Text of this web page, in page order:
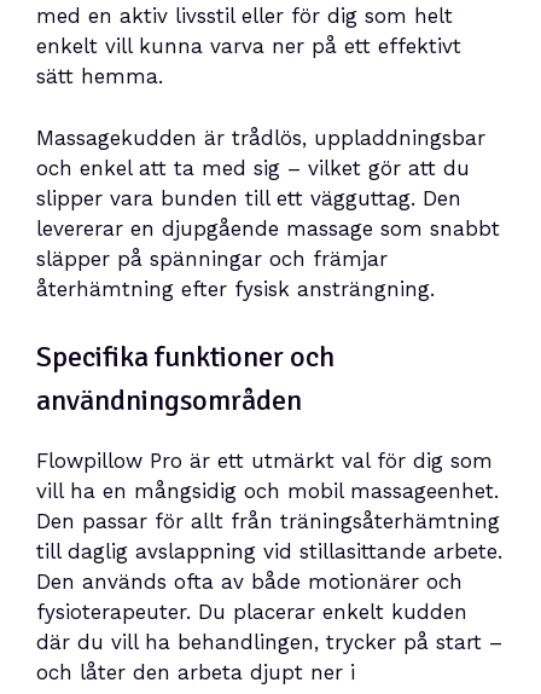
med en aktiv livsstil eller för dig som helt
enkelt vill kunna varva ner på ett effektivt
sätt hemma.
Massagekudden är trådlös, uppladdningsbar
och enkel att ta med sig – vilket gör att du
slipper vara bunden till ett vägguttag. Den
levererar en djupgående massage som snabbt
släpper på spänningar och främjar
återhämtning efter fysisk ansträngning.
Specifika funktioner och
användningsområden
Flowpillow Pro är ett utmärkt val för dig som
vill ha en mångsidig och mobil massageenhet.
Den passar för allt från träningsåterhämtning
till daglig avslappning vid stillasittande arbete.
Den används ofta av både motionärer och
fysioterapeuter. Du placerar enkelt kudden
där du vill ha behandlingen, trycker på start –
och låter den arbeta djupt ner i